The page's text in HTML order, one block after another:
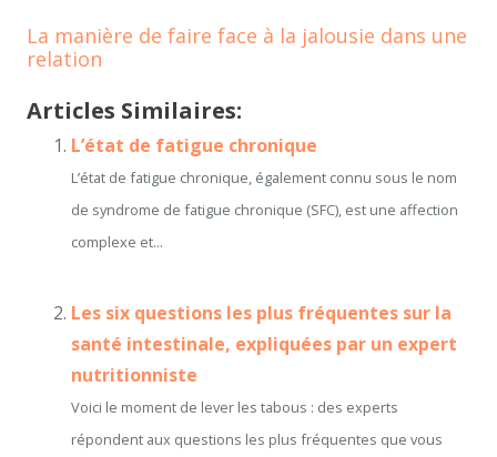
La manière de faire face à la jalousie dans une
relation
Articles Similaires:
L’état de fatigue chronique
L’état de fatigue chronique, également connu sous le nom
de syndrome de fatigue chronique (SFC), est une affection
complexe et...
Les six questions les plus fréquentes sur la
santé intestinale, expliquées par un expert
nutritionniste
Voici le moment de lever les tabous : des experts
répondent aux questions les plus fréquentes que vous